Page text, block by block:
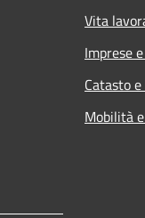
Vita
Imprese
Catasto
Mobilità